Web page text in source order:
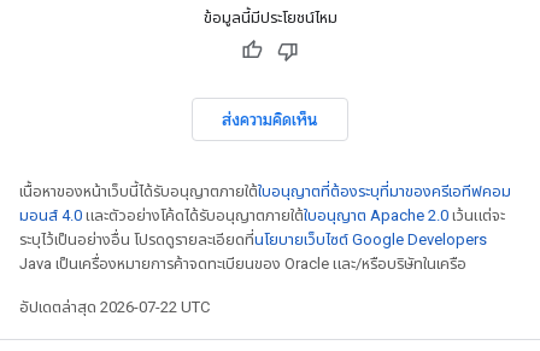
ข้อมูลนี้มีประโยชน์ไหม
ส่งความคิดเห็น
เนื้อหาของหน้าเว็บนี้ได้รับอนุญาตภายใต้ใบอนุญาตที่ต้องระบุที่มาของครีเอทีฟคอม
มอนส์ 4.0 และตัวอย่างโค้ดได้รับอนุญาตภายใต้ใบอนุญาต Apache 2.0 เว้นแต่จะ
ระบุไว้เป็นอย่างอื่น โปรดดูรายละเอียดที่นโยบายเว็บไซต์ Google Developers
Java เป็นเครื่องหมายการค้าจดทะเบียนของ Oracle และ/หรือบริษัทในเครือ
อัปเดตล่าสุด 2026-07-22 UTC